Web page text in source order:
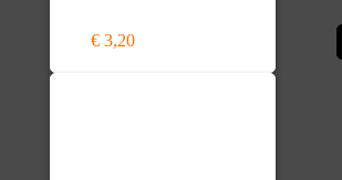
€ 3,20